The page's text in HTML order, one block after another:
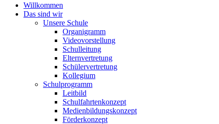
Willkommen
Das sind wir
Unsere Schule
Organigramm
Videovorstellung
Schulleitung
Elternvertretung
Schülervertretung
Kollegium
Schulprogramm
Leitbild
Schulfahrtenkonzept
Medienbildungskonzept
Förderkonzept